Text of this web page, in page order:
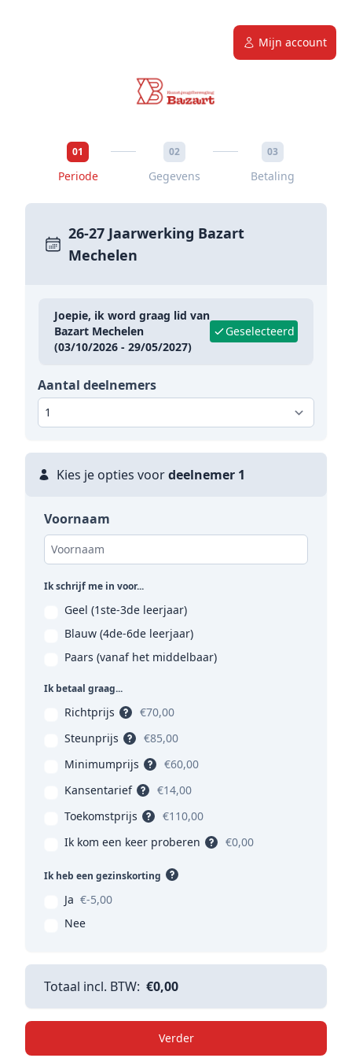
Mijn account
01
Periode
02
Gegevens
03
Betaling
26-27 Jaarwerking Bazart
Mechelen
Joepie, ik word graag lid van
Bazart Mechelen
(03/10/2026 - 29/05/2027)
Geselecteerd
Aantal deelnemers
Kies je opties voordeelnemer 1
Voornaam
Ik schrijf me in voor...
Geel (1ste-3de leerjaar)
Blauw (4de-6de leerjaar)
Paars (vanaf het middelbaar)
Ik betaal graag...
Richtprijs
€70,00
Steunprijs
€85,00
Minimumprijs
€60,00
Kansentarief
€14,00
Toekomstprijs
€110,00
Ik kom een keer proberen
€0,00
Ik heb een gezinskorting
Ja €-5,00
Nee
Totaal incl. BTW: €0,00
Verder